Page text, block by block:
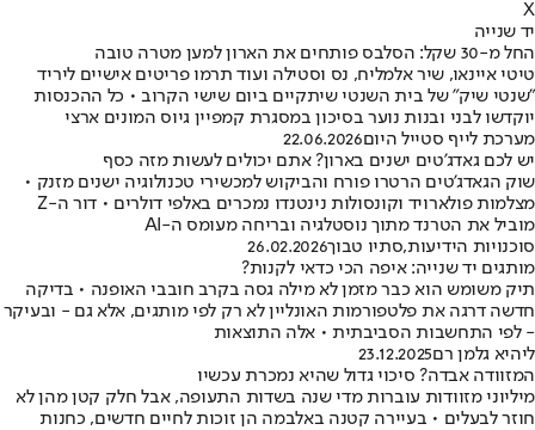
X
יד שנייה
החל מ-30 שקל: הסלבס פותחים את הארון למען מטרה טובה
טיטי איינאו, שיר אלמליח, נס וסטילה ועוד תרמו פריטים אישיים ליריד
"שנטי שיק" של בית השנטי שיתקיים ביום שישי הקרוב • כל ההכנסות
יוקדשו לבני ובנות נוער בסיכון במסגרת קמפיין גיוס המונים ארצי
מערכת לייף סטייל היום22.06.2026
יש לכם גאדג'טים ישנים בארון? אתם יכולים לעשות מזה כסף
שוק הגאדג'טים הרטרו פורח והביקוש למכשירי טכנולוגיה ישנים מזנק •
מצלמות פולארויד וקונסולות נינטנדו נמכרים באלפי דולרים • דור ה-Z
מוביל את הטרנד מתוך נוסטלגיה ובריחה מעומס ה-AI
סוכנויות הידיעות,סתיו טבוך26.02.2026
מותגים יד שנייה: איפה הכי כדאי לקנות?
תיק משומש הוא כבר מזמן לא מילה גסה בקרב חובבי האופנה • בדיקה
חדשה דרגה את פלטפורמות האונליין לא רק לפי מותגים, אלא גם - ובעיקר
- לפי התחשבות הסביבתית • אלה התוצאות
ליהיא גלמן רם23.12.2025
המזוודה אבדה? סיכוי גדול שהיא נמכרת עכשיו
מיליוני מזוודות עוברות מדי שנה בשדות התעופה, אבל חלק קטן מהן לא
חוזר לבעלים • בעיירה קטנה באלבמה הן זוכות לחיים חדשים, כחנות